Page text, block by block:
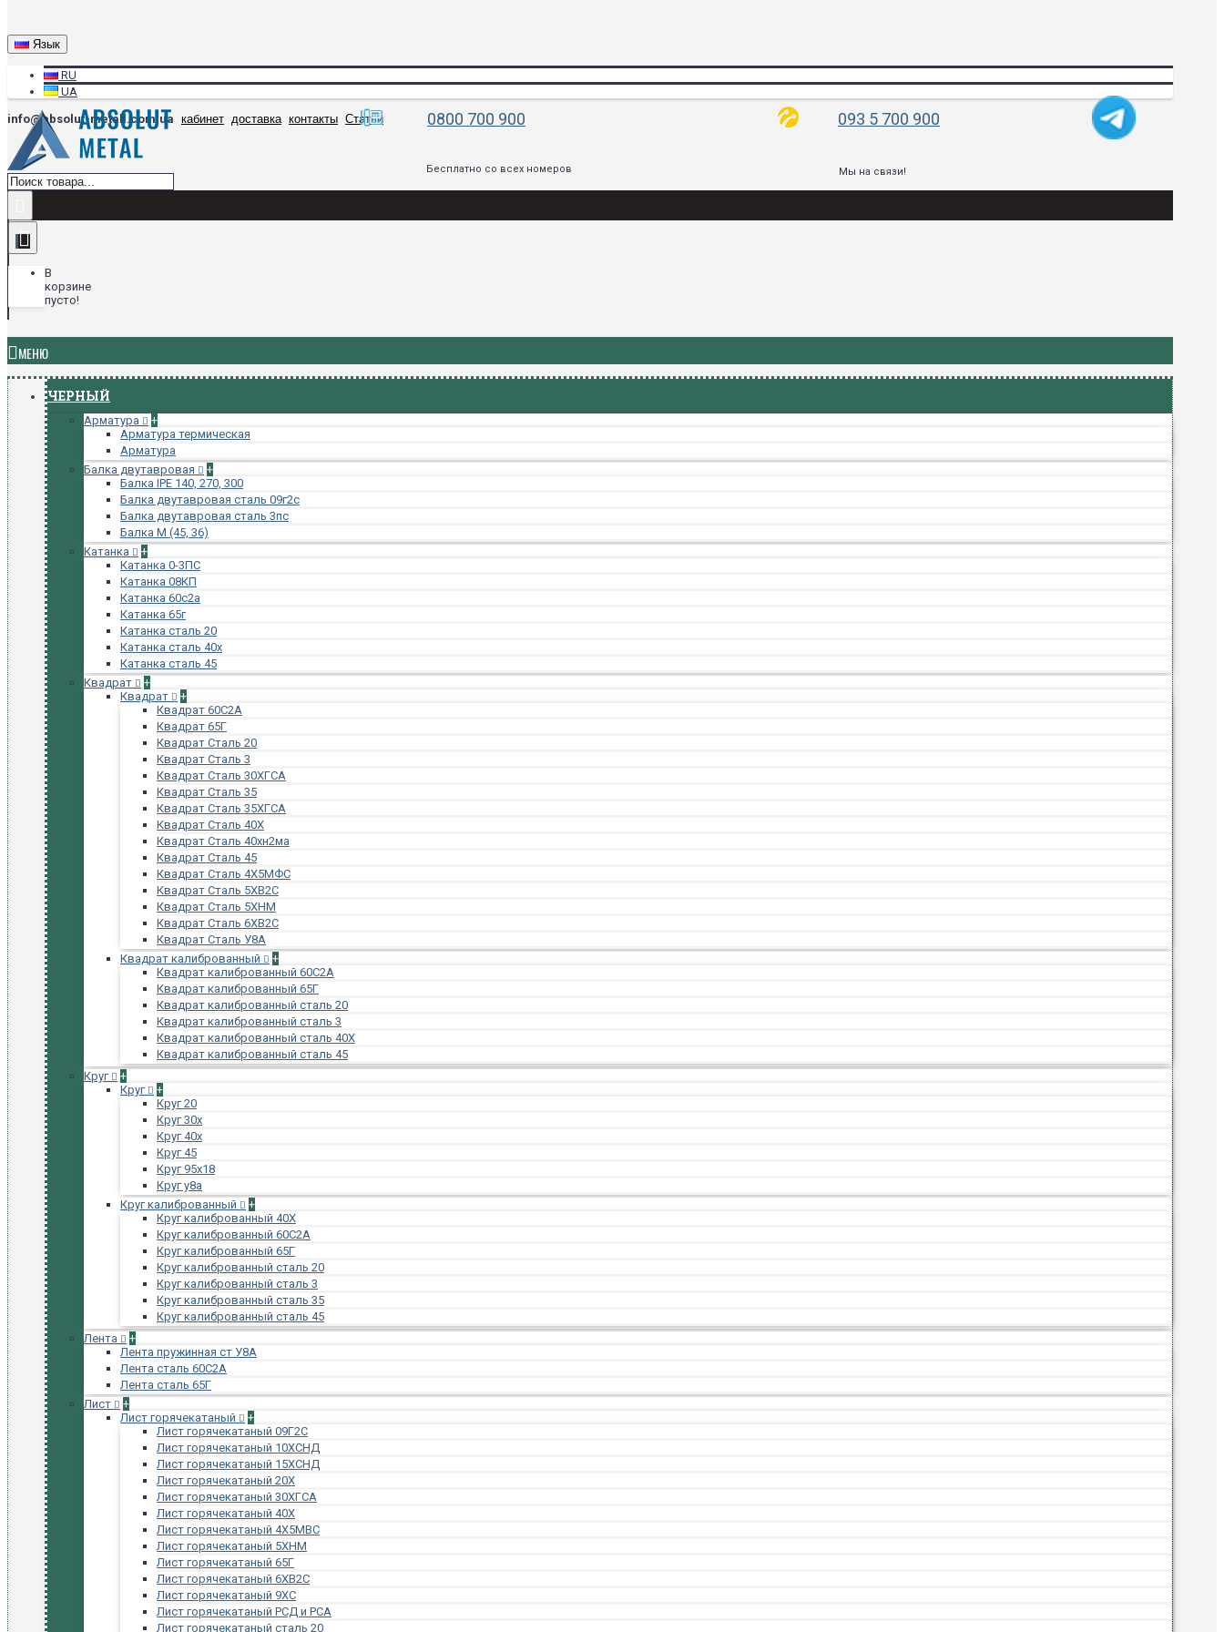
Язык
RU
UA
info@absolut-metall.com.ua кабинет доставка контакты Статьи 0800 700 900 093 5 700 900
Бесплатно со всех номеров Мы на связи!
В
корзине
пусто!
МЕНЮ
ЧЕРНЫЙ
Арматура
+
Арматура термическая
Арматура
Балка двутавровая
+
Балка IPE 140, 270, 300
Балка двутавровая сталь 09г2с
Балка двутавровая сталь 3пс
Балка М (45, 36)
Катанка
+
Катанка 0-3ПС
Катанка 08КП
Катанка 60с2а
Катанка 65г
Катанка сталь 20
Катанка сталь 40х
Катанка сталь 45
Квадрат
+
Квадрат
+
Квадрат 60С2А
Квадрат 65Г
Квадрат Сталь 20
Квадрат Сталь 3
Квадрат Сталь 30ХГСА
Квадрат Сталь 35
Квадрат Сталь 35ХГСА
Квадрат Сталь 40Х
Квадрат Сталь 40хн2ма
Квадрат Сталь 45
Квадрат Сталь 4Х5МФС
Квадрат Сталь 5ХВ2С
Квадрат Сталь 5ХНМ
Квадрат Сталь 6ХВ2С
Квадрат Сталь У8А
Квадрат калиброванный
+
Квадрат калиброванный 60С2А
Квадрат калиброванный 65Г
Квадрат калиброванный сталь 20
Квадрат калиброванный сталь 3
Квадрат калиброванный сталь 40Х
Квадрат калиброванный сталь 45
Круг
+
Круг
+
Круг 20
Круг 30х
Круг 40х
Круг 45
Круг 95х18
Круг у8а
Круг калиброванный
+
Круг калиброванный 40Х
Круг калиброванный 60С2А
Круг калиброванный 65Г
Круг калиброванный сталь 20
Круг калиброванный сталь 3
Круг калиброванный сталь 35
Круг калиброванный сталь 45
Лента
+
Лента пружинная ст У8А
Лента сталь 60С2А
Лента сталь 65Г
Лист
+
Лист горячекатаный
+
Лист горячекатаный 09Г2С
Лист горячекатаный 10ХСНД
Лист горячекатаный 15ХСНД
Лист горячекатаный 20Х
Лист горячекатаный 30ХГСА
Лист горячекатаный 40Х
Лист горячекатаный 4Х5МВС
Лист горячекатаный 5ХНМ
Лист горячекатаный 65Г
Лист горячекатаный 6ХВ2С
Лист горячекатаный 9ХС
Лист горячекатаный РСД и РСА
Лист горячекатаный сталь 20